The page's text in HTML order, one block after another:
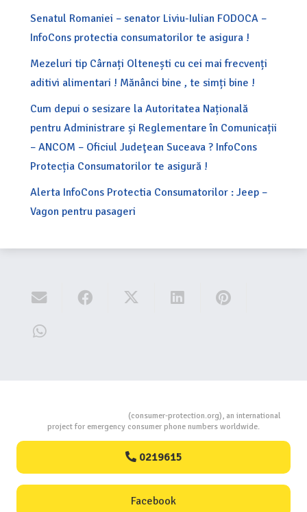
Senatul Romaniei – senator Liviu-Iulian FODOCA –
InfoCons protectia consumatorilor te asigura !
Mezeluri tip Cârnați Oltenești cu cei mai frecvenți
aditivi alimentari ! Mănânci bine , te simți bine !
Cum depui o sesizare la Autoritatea Națională
pentru Administrare și Reglementare în Comunicații
– ANCOM – Oficiul Judeţean Suceava ? InfoCons
Protecția Consumatorilor te asigură !
Alerta InfoCons Protectia Consumatorilor : Jeep –
Vagon pentru pasageri
(consumer-protection.org), an international
project for emergency consumer phone numbers worldwide.
0219615
Facebook